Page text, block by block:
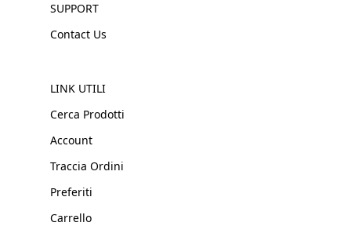
SUPPORT
Contact Us
LINK UTILI
Cerca Prodotti
Account
Traccia Ordini
Preferiti
Carrello